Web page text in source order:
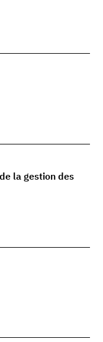
la gestion des